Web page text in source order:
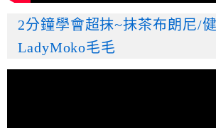
2分鐘學會超抹~抹茶布朗尼/
LadyMoko毛毛